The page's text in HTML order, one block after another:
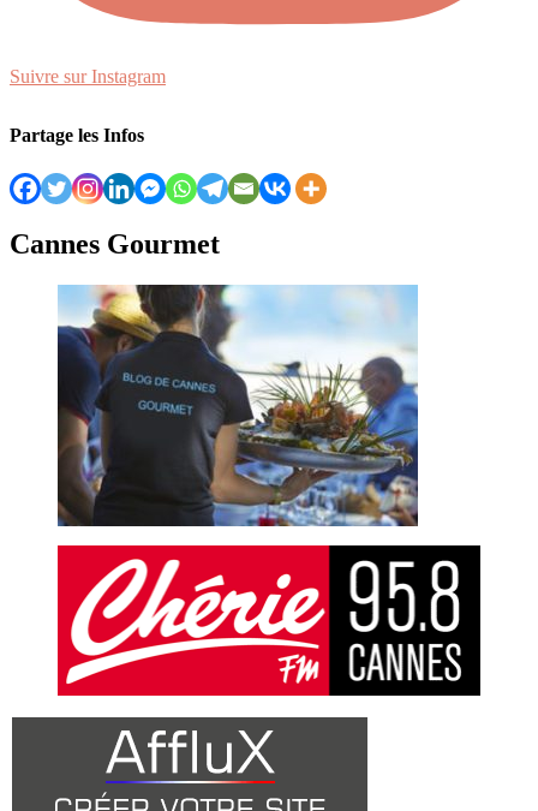
Suivre sur Instagram
Partage les Infos
Cannes Gourmet